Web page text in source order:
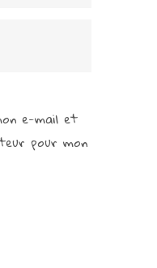
e-mail et
pour mon